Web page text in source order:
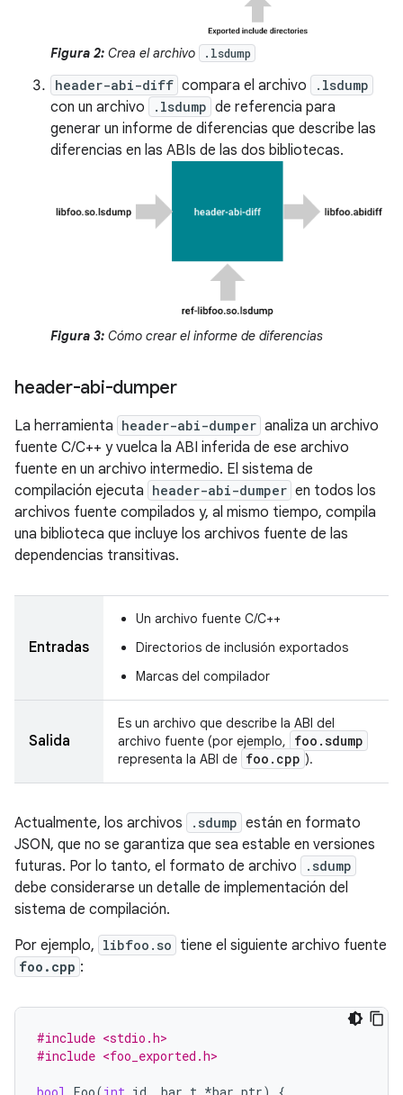
Figura 2: Crea el archivo .lsdump
header-abi-diff compara el archivo .lsdump
con un archivo .lsdump de referencia para
generar un informe de diferencias que describe las
diferencias en las ABIs de las dos bibliotecas.
Figura 3: Cómo crear el informe de diferencias
header-abi-dumper
La herramienta header-abi-dumper analiza un archivo
fuente C/C++ y vuelca la ABI inferida de ese archivo
fuente en un archivo intermedio. El sistema de
compilación ejecuta header-abi-dumper en todos los
archivos fuente compilados y, al mismo tiempo, compila
una biblioteca que incluye los archivos fuente de las
dependencias transitivas.
Entradas
Un archivo fuente C/C++
Directorios de inclusión exportados
Marcas del compilador
Salida
Es un archivo que describe la ABI del
archivo fuente (por ejemplo,
foo .sdump
representa la ABI de foo . cpp ).
Actualmente, los archivos .sdump están en formato
JSON, que no se garantiza que sea estable en versiones
futuras. Por lo tanto, el formato de archivo
.sdump
debe considerarse un detalle de implementación del
sistema de compilación.
Por ejemplo, libfoo.so tiene el siguiente archivo fuente
foo.cpp :
#include <stdio.h>
#include <foo_exported.h>